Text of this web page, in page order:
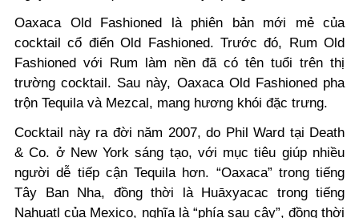
Oaxaca Old Fashioned là phiên bản mới mẻ của
cocktail cổ điển Old Fashioned. Trước đó, Rum Old
Fashioned với Rum làm nền đã có tên tuổi trên thị
trường cocktail. Sau này, Oaxaca Old Fashioned pha
trộn Tequila và Mezcal, mang hương khói đặc trưng.
Cocktail này ra đời năm 2007, do Phil Ward tại Death
& Co. ở New York sáng tạo, với mục tiêu giúp nhiều
người dễ tiếp cận Tequila hơn. “Oaxaca” trong tiếng
Tây Ban Nha, đồng thời là Huāxyacac trong tiếng
Nahuatl của Mexico, nghĩa là “phía sau cây”, đồng thời